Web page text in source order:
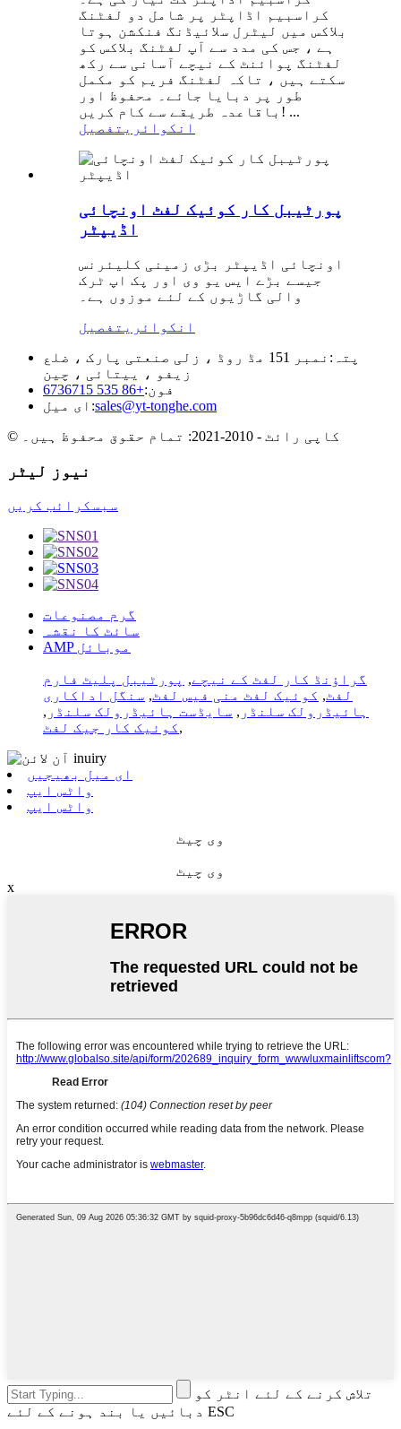
کراسبیم اڈاپٹر پر شامل دو لفٹنگ
بلاکس میں لیٹرل سلائیڈنگ فنکشن ہوتا
ہے ، جس کی مدد سے آپ لفٹنگ بلاکس کو
لفٹنگ پوائنٹ کے نیچے آسانی سے رکھ
سکتے ہیں ، تاکہ لفٹنگ فریم کو مکمل
طور پر دبایا جائے۔ محفوظ اور
باقاعدہ طریقے سے کام کریں! ...
انکوائریتفصیل
پورٹیبل کار کوئیک لفٹ اونچائی
اڈیپٹر
اونچائی اڈیپٹر بڑی زمینی کلیئرنس
جیسے بڑے ایس یو وی اور پک اپ ٹرک
والی گاڑیوں کے لئے موزوں ہے۔
انکوائری تفصیل
پتہ:
نمبر 151 مڈ روڈ ، زلی صنعتی پارک ، ضلع
زیفو ، ییتائی ، چین
فون:+86 535 6736715
ای میل:sales@yt-tonghe.com
© کاپی رائٹ - 2010-2021: تمام حقوق محفوظ ہیں۔
نیوز لیٹر
سبسکرائب کریں
گرم مصنوعات
سائٹ کا نقشہ
AMP موبائل
گراؤنڈ کار لفٹ کے نیچے, پورٹیبل پلیٹ فارم
لفٹ, کوئیک لفٹ منی فیس لفٹ, سنگل اداکاری
ہائیڈرولک سلنڈر , سایڈست ہائیڈرولک سلنڈر ,
کوئیک کار جیک لفٹ,
ای میل بھیجیں
واٹس ایپ
واٹس ایپ
وی چیٹ
وی چیٹ
x
تلاش کرنے کے لئے انٹر کو
دبائیں یا بند ہونے کے لئے ESC